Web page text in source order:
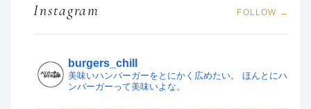
Instagram FOLLOW →
burgers_chill
美味いハンバーガーをとにかく広めたい。
ほんとにハ
ンバーガーって美味いよな。